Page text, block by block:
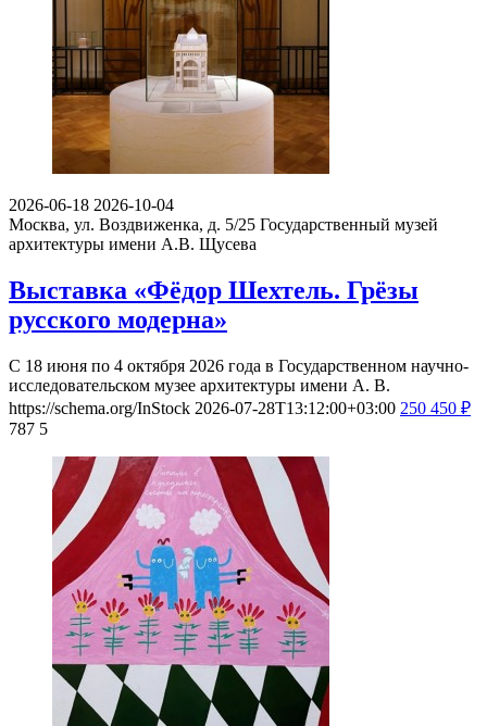
2026-06-18 2026-10-04
Москва, ул. Воздвиженка, д. 5/25 Государственный музей
архитектуры имени А.В. Щусева
Выставка «Фёдор Шехтель. Грёзы
русского модерна»
С 18 июня по 4 октября 2026 года в Государственном научно-
исследовательском музее архитектуры имени А. В.
https://schema.org/InStock 2026-07-28T13:12:00+03:00 250 450 ₽
787 5